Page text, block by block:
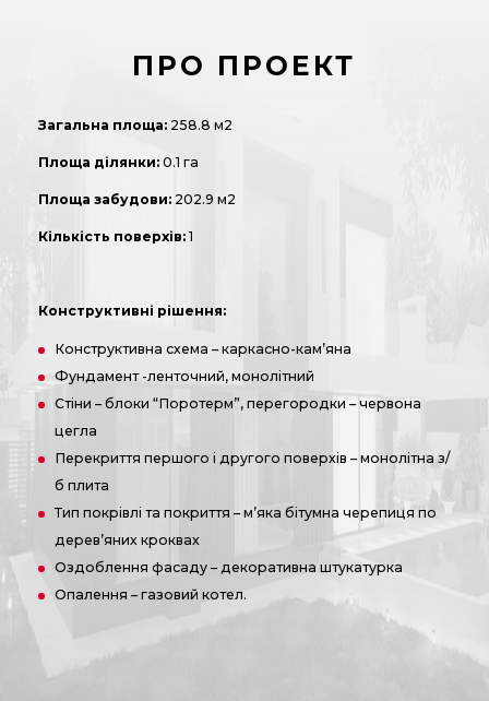
ПРО ПРОЕКТ
Загальна площа: 258.8 м2
Площа ділянки: 0.1 га
Площа забудови: 202.9 м2
Кількість поверхів:1
Конструктивні рішення:
Конструктивна схема – каркасно-кам’яна
Фундамент -ленточний, монолітний
Стіни – блоки “Поротерм”, перегородки – червона
цегла
Перекриття першого і другого поверхів – монолітна з/
б плита
Тип покрівлі та покриття – м’яка бітумна черепиця по
дерев’яних кроквах
Оздоблення фасаду – декоративна штукатурка
Опалення – газовий котел.